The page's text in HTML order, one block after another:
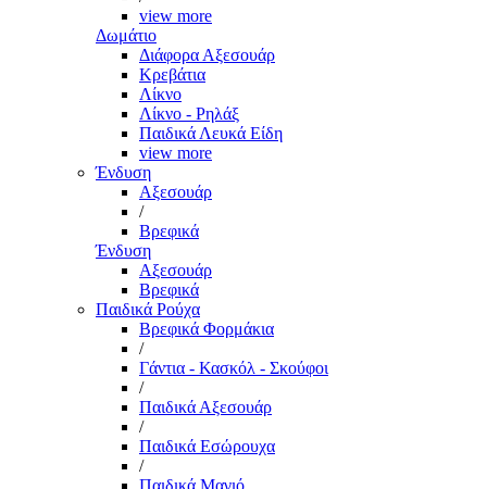
view more
Δωμάτιο
Διάφορα Αξεσουάρ
Κρεβάτια
Λίκνο
Λίκνο - Ρηλάξ
Παιδικά Λευκά Είδη
view more
Ένδυση
Αξεσουάρ
/
Βρεφικά
Ένδυση
Αξεσουάρ
Βρεφικά
Παιδικά Ρούχα
Βρεφικά Φορμάκια
/
Γάντια - Κασκόλ - Σκούφοι
/
Παιδικά Αξεσουάρ
/
Παιδικά Εσώρουχα
/
Παιδικά Μαγιό